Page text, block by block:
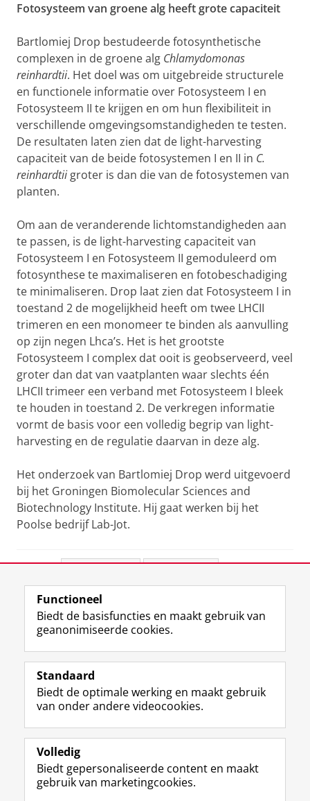
Fotosysteem van groene alg heeft grote capaciteit
Bartlomiej Drop bestudeerde fotosynthetische
complexen in de groene alg Chlamydomonas
reinhardtii. Het doel was om uitgebreide structurele
en functionele informatie over Fotosysteem I en
Fotosysteem II te krijgen en om hun flexibiliteit in
verschillende omgevingsomstandigheden te testen.
De resultaten laten zien dat de light-harvesting
capaciteit van de beide fotosystemen I en II in C.
reinhardtii groter is dan die van de fotosystemen van
planten.
Om aan de veranderende lichtomstandigheden aan
te passen, is de light-harvesting capaciteit van
Fotosysteem I en Fotosysteem II gemoduleerd om
fotosynthese te maximaliseren en fotobeschadiging
te minimaliseren. Drop laat zien dat Fotosysteem I in
toestand 2 de mogelijkheid heeft om twee LHCII
trimeren en een monomeer te binden als aanvulling
op zijn negen Lhca’s. Het is het grootste
Fotosysteem I complex dat ooit is geobserveerd, veel
groter dan dat van vaatplanten waar slechts één
LHCII trimeer een verband met Fotosysteem I bleek
te houden in toestand 2. De verkregen informatie
vormt de basis voor een volledig begrip van light-
harvesting en de regulatie daarvan in deze alg.
Het onderzoek van Bartlomiej Drop werd uitgevoerd
bij het Groningen Biomolecular Sciences and
Biotechnology Institute. Hij gaat werken bij het
Poolse bedrijf Lab-Jot.
View this page in:English
Volg de RUG
F
a
e
b
o
p
a
L
i
k
e
I
-
p
R
S
-
f
e
R
I
n
t
r
m
Y
o
T
e
k
Studiekiezers
Alumni
Over ons
Functioneel
Biedt de basisfuncties en maakt gebruik van
geanonimiseerde cookies.
Standaard
Biedt de optimale werking en maakt gebruik
van onder andere videocookies.
Volledig
Biedt gepersonaliseerde content en maakt
gebruik van marketingcookies.